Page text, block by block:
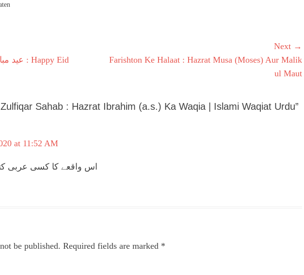
l
m
Eid Mubarak 2017 : عید مبارک : Happy Eid
Next →
Next
Farishton Ke Halaat : Hazrat Musa (Moses) Aur Malik
ul Maut
Sahab : Hazrat Ibrahim (a.s.) Ka Waqia | Islami Waqiat Urdu”
at 11:52 AM
اس واقعے کا کسی عربی
be published. Required fields are marked *